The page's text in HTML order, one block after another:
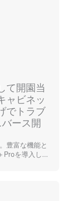
て開園当
ャビネッ
でトラブ
ース開
豊富な機能と
を導入し...